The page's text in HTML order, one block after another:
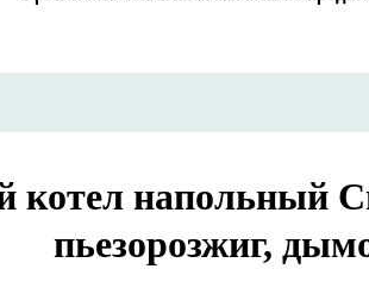
котел напольный
пьезорозжиг,